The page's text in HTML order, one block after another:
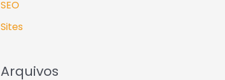
SEO
Sites
Arquivos